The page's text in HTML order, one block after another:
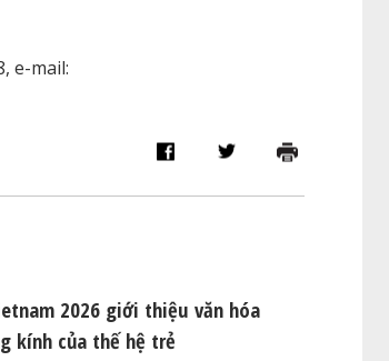
e-mail:
2026 giới thiệu văn hóa
kính của thế hệ trẻ